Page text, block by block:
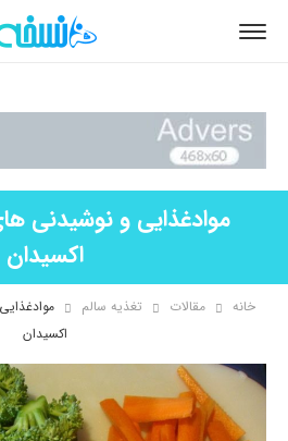
موادغذایی و نوشیدنی
اکسیدان
خانه مقالات تغذیه سالم
اکسیدان